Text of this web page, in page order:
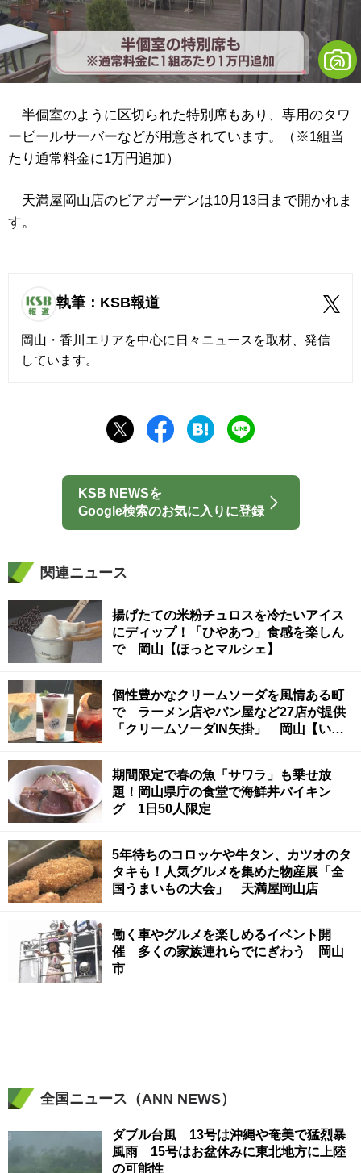
半個室のように区切られた特別席もあり、専用のタワ
ービールサーバーなどが用意されています。（※1組当
たり通常料金に1万円追加）
天満屋岡山店のビアガーデンは10月13日まで開かれま
す。
執筆：KSB報道
岡山・香川エリアを中心に日々ニュースを取材、発信
しています。
KSB NEWSを
Google検索のお気に入りに登録
関連ニュース
揚げたての米粉チュロスを冷たいアイス
にディップ！「ひやあつ」食感を楽しん
で 岡山【ほっとマルシェ】
個性豊かなクリームソーダを風情ある町
で ラーメン店やパン屋など27店が提供
「クリームソーダIN矢掛」 岡山【いま
期間限定で春の魚「サワラ」も乗せ放
題！岡山県庁の食堂で海鮮丼バイキン
グ 1日50人限定
5年待ちのコロッケや牛タン、カツオのタ
タキも！人気グルメを集めた物産展「全
国うまいもの大会」 天満屋岡山店
働く車やグルメを楽しめるイベント開
催 多くの家族連れらでにぎわう 岡山
市
全国ニュース（ANN NEWS）
ダブル台風 13号は沖縄や奄美で猛烈暴
風雨 15号はお盆休みに東北地方に上陸
の可能性